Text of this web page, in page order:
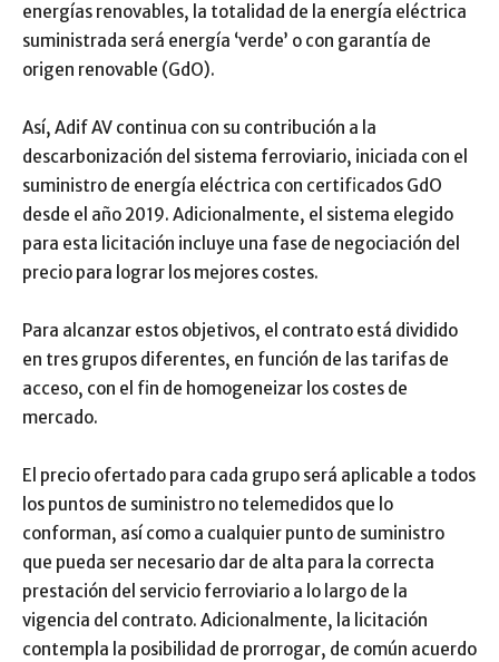
energías renovables, la totalidad de la energía eléctrica
suministrada será energía ‘verde’ o con garantía de
origen renovable (GdO).
Así, Adif AV continua con su contribución a la
descarbonización del sistema ferroviario, iniciada con el
suministro de energía eléctrica con certificados GdO
desde el año 2019. Adicionalmente, el sistema elegido
para esta licitación incluye una fase de negociación del
precio para lograr los mejores costes.
Para alcanzar estos objetivos, el contrato está dividido
en tres grupos diferentes, en función de las tarifas de
acceso, con el fin de homogeneizar los costes de
mercado.
El precio ofertado para cada grupo será aplicable a todos
los puntos de suministro no telemedidos que lo
conforman, así como a cualquier punto de suministro
que pueda ser necesario dar de alta para la correcta
prestación del servicio ferroviario a lo largo de la
vigencia del contrato. Adicionalmente, la licitación
contempla la posibilidad de prorrogar, de común acuerdo